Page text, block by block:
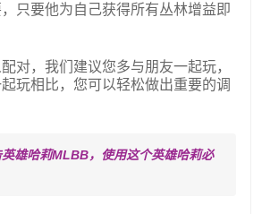
只要他为自己获得所有丛林增益即
对，我们建议您多与朋友一起玩，
玩相比，您可以轻松做出重要的调
雄哈莉MLBB，使用这个英雄哈莉必